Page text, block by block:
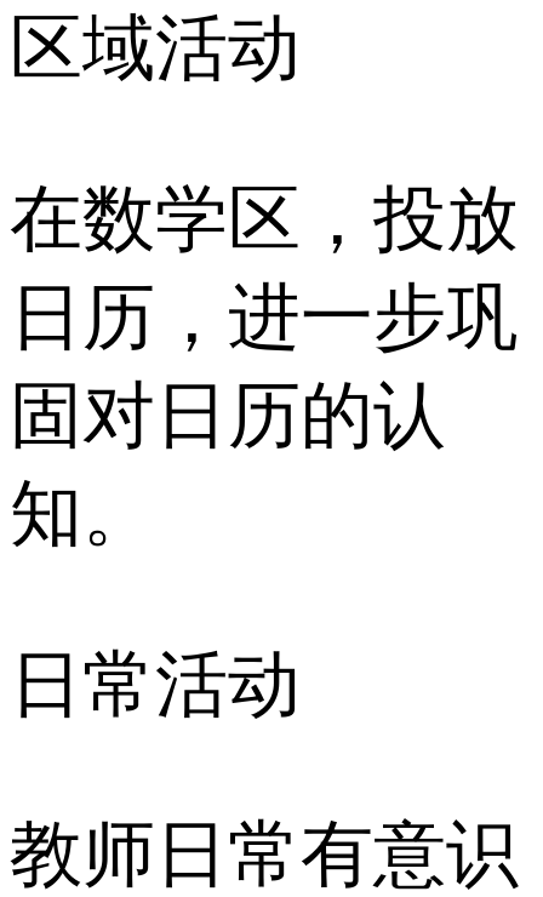
区域活动
在数学区，投放
日历，进一步巩
固对日历的认
知。
日常活动
教师日常有意识